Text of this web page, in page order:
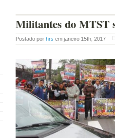
Militantes do MTST
Postado por hrs em janeiro 15th, 2017